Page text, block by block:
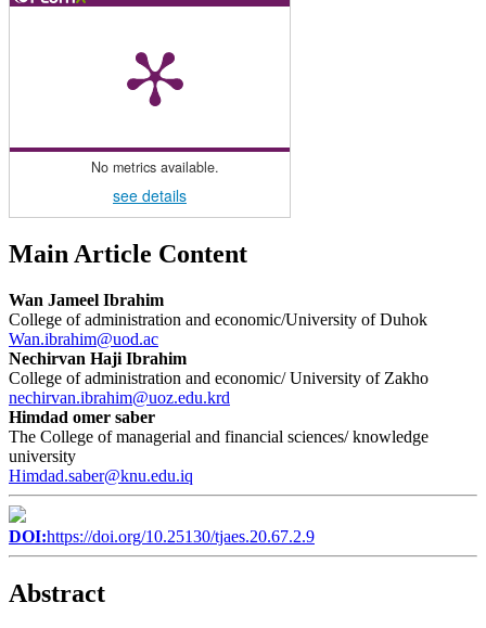
No metrics available.
see details
Main Article Content
Wan Jameel Ibrahim
College of administration and economic/University of Duhok
Wan.ibrahim@uod.ac
Nechirvan Haji Ibrahim
College of administration and economic/ University of Zakho
nechirvan.ibrahim@uoz.edu.krd
Himdad omer saber
The College of managerial and financial sciences/ knowledge
university
Himdad.saber@knu.edu.iq
DOI:https://doi.org/10.25130/tjaes.20.67.2.9
Abstract